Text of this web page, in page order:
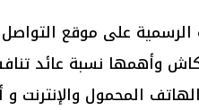
على موقع
وأهمها نسبة عائد
المحمول والإنترنت